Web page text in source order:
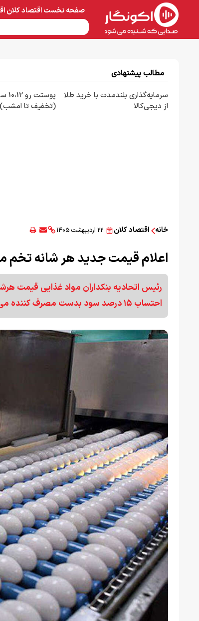
صفحه نخستاقتصاد کلان
مطالب پیشنهادی
سرمایه‌گذاری بلندمدت با خرید طلا
از دیجی‌کالا
(تخفیف تا امشب)
خانه اقتصاد کلان ۲۲ اردیبهشت ۱۴۰۵
اعلام قیمت جدید هر شانه تخم
احتساب ۱۵ درصد سود بدست مصرف کننده می رسد.